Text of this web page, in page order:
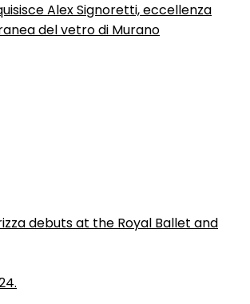
Alex Signoretti, eccellenza
del vetro di Murano
debuts at the Royal Ballet and